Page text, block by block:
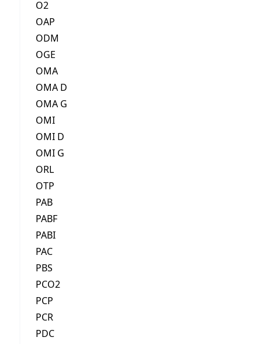
O2
OAP
ODM
OGE
OMA
OMA D
OMA G
OMI
OMI D
OMI G
ORL
OTP
PAB
PABF
PABI
PAC
PBS
PCO2
PCP
PCR
PDC